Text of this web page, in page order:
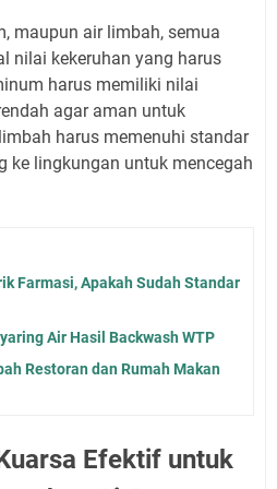
maupun air limbah, semua
nilai kekeruhan yang harus
harus memiliki nilai
agar aman untuk
harus memenuhi standar
ke lingkungan untuk mencegah
Farmasi, Apakah Sudah Standar
Air Hasil Backwash WTP
Restoran dan Rumah Makan
Efektif untuk